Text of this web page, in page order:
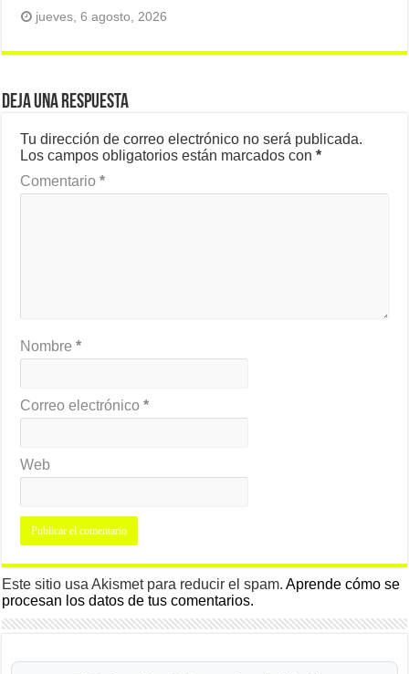
jueves, 6 agosto, 2026
Deja una respuesta
Tu dirección de correo electrónico no será publicada.
Los campos obligatorios están marcados con*
Comentario*
Nombre*
Correo electrónico*
Web
Este sitio usa Akismet para reducir el spam.Aprende cómo se
procesan los datos de tus comentarios.